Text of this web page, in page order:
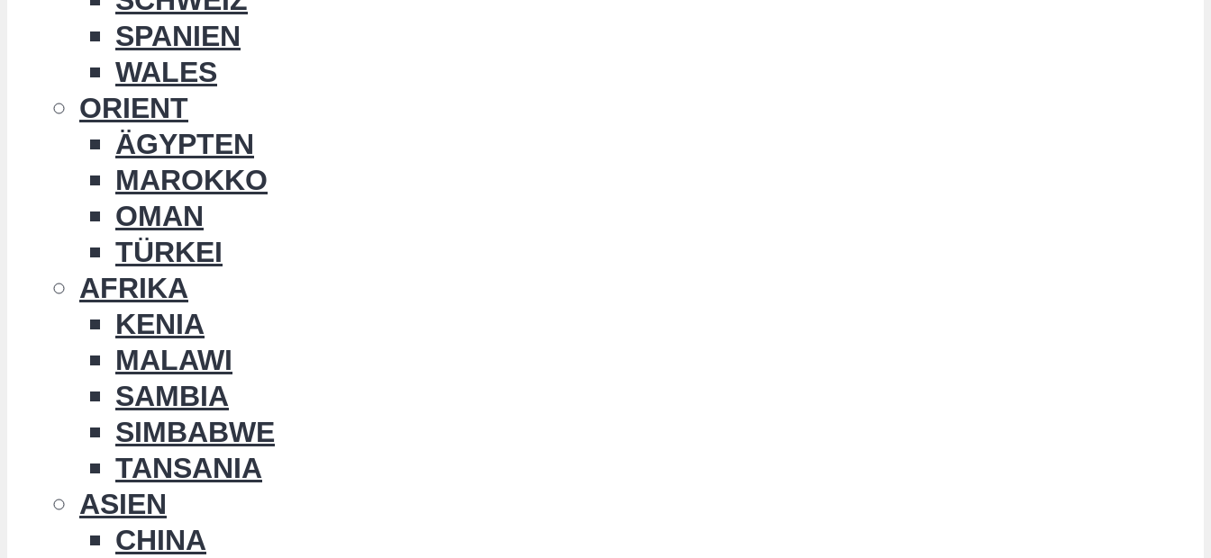
SPANIEN
WALES
ORIENT
ÄGYPTEN
MAROKKO
OMAN
TÜRKEI
AFRIKA
KENIA
MALAWI
SAMBIA
SIMBABWE
TANSANIA
ASIEN
CHINA